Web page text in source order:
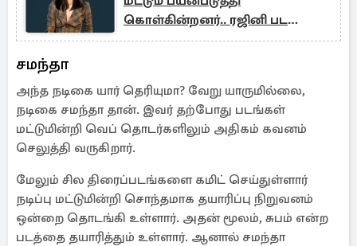
கொள்கின்றனர்.. ரஜினி பட
நடிகை ராதிகா ஆவேசம்!
சமந்தா
அந்த நடிகை யார் தெரியுமா? வேறு யாருமில்லை,
நடிகை சமந்தா தான். இவர் தற்போது படங்கள்
மட்டுமின்றி வெப் தொடர்களிலும் அதிகம் கவனம்
செலுத்தி வருகிறார்.
மேலும் சில திரைப்படங்களை கமிட் செய்துள்ளார்
நடிப்பு மட்டுமின்றி சொந்தமாக தயாரிப்பு நிறுவனம்
ஒன்றை தொடங்கி உள்ளார். அதன் மூலம், சுபம் என்ற
படத்தை தயாரித்தும் உள்ளார். ஆனால் சமந்தா